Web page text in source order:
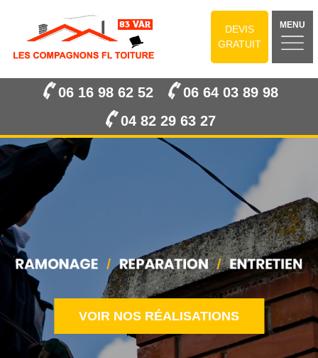
DEVIS
GRATUIT
MENU
06 16 98 62 52
06 64 03 89 98
04 82 29 63 27
VOIR NOS RÉALISATIONS